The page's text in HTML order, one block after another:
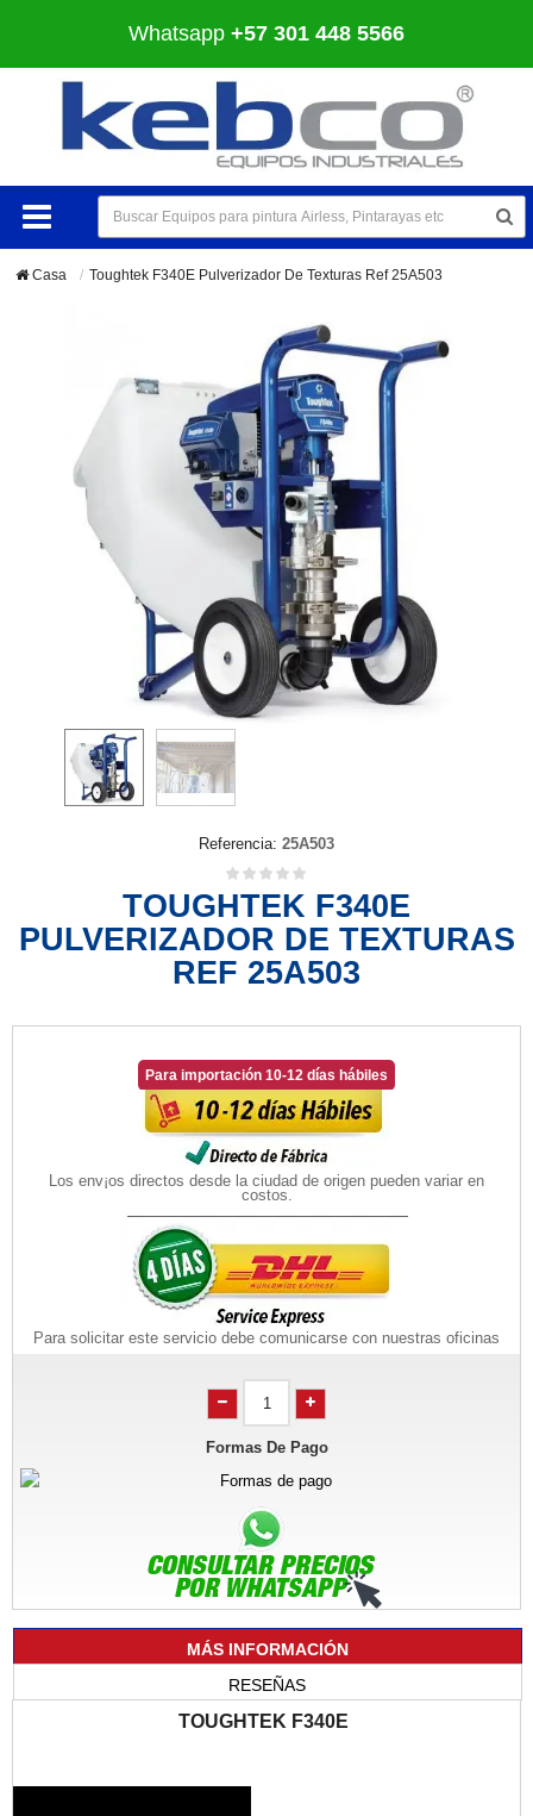
Whatsapp +57 301 448 5566
Casa Toughtek F340E Pulverizador De Texturas Ref 25A503
Referencia: 25A503
TOUGHTEK F340E
PULVERIZADOR DE TEXTURAS
REF 25A503
Para importación 10-12 días hábiles
Los env¡os directos desde la ciudad de origen pueden variar en
costos.
Para solicitar este servicio debe comunicarse con nuestras oficinas
Formas De Pago
MÁS INFORMACIÓN
RESEÑAS
TOUGHTEK F340E